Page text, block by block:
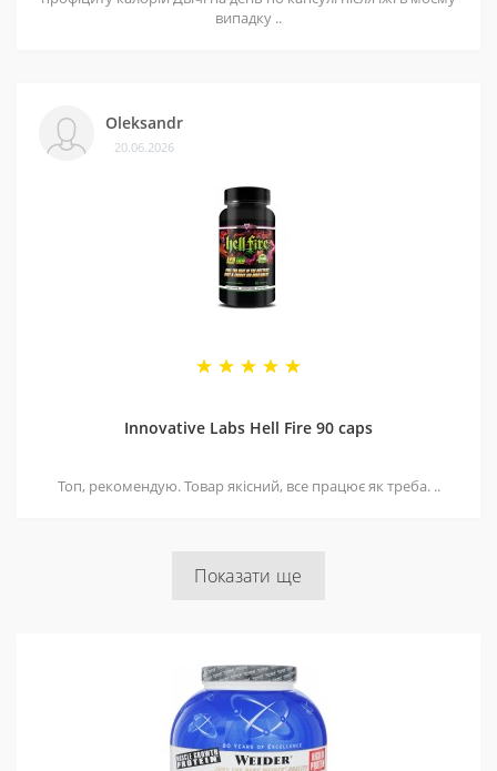
випадку ..
Oleksandr
20.06.2026
Innovative Labs Hell Fire 90 caps
Топ, рекомендую. Товар якісний, все працює як треба. ..
Показати ще